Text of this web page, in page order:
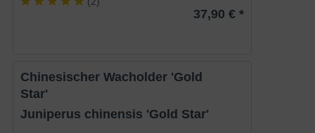
37,90 € *
Chinesischer Wacholder 'Gold
Star'
Juniperus chinensis 'Gold Star'